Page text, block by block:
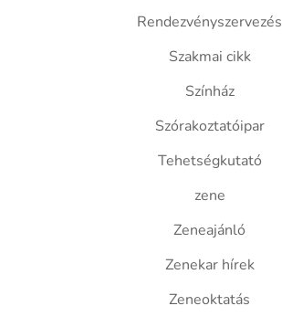
Rendezvényszervezés
Szakmai cikk
Színház
Szórakoztatóipar
Tehetségkutató
zene
Zeneajánló
Zenekar hírek
Zeneoktatás